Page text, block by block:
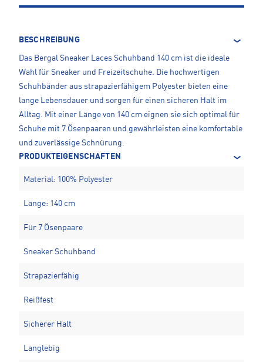
BESCHREIBUNG
Das Bergal Sneaker Laces Schuhband 140 cm ist die ideale
Wahl für Sneaker und Freizeitschuhe. Die hochwertigen
Schuhbänder aus strapazierfähigem Polyester bieten eine
lange Lebensdauer und sorgen für einen sicheren Halt im
Alltag. Mit einer Länge von 140 cm eignen sie sich optimal für
Schuhe mit 7 Ösenpaaren und gewährleisten eine komfortable
und zuverlässige Schnürung.
PRODUKTEIGENSCHAFTEN
Material: 100% Polyester
Länge: 140 cm
Für 7 Ösenpaare
Sneaker Schuhband
Strapazierfähig
Reißfest
Sicherer Halt
Langlebig